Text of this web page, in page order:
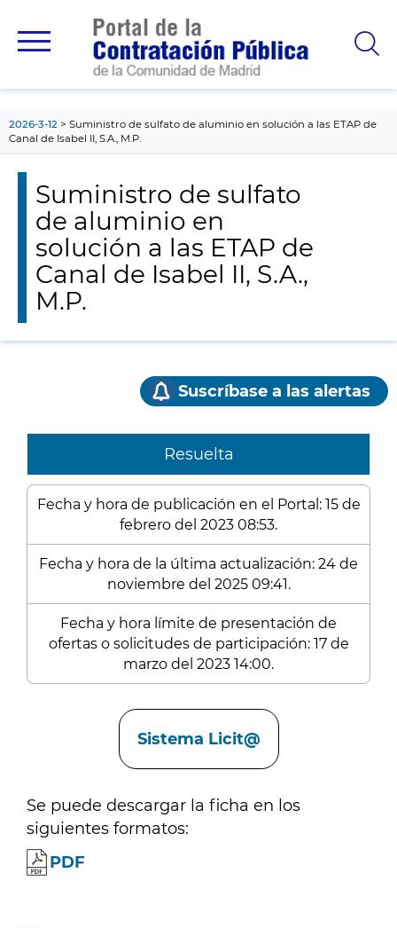
principal
2026-3-12
Suministro de sulfato de aluminio en solución a las ETAP de
Canal de Isabel II, S.A., M.P.
Suministro de sulfato
de aluminio en
solución a las ETAP de
Canal de Isabel II, S.A.,
M.P.
Suscríbase a las alertas
Resuelta
Fecha y hora de publicación en el Portal: 15 de
febrero del 2023 08:53.
Fecha y hora de la última actualización: 24 de
noviembre del 2025 09:41.
Fecha y hora límite de presentación de
ofertas o solicitudes de participación: 17 de
marzo del 2023 14:00.
Sistema Licit@
Se puede descargar la ficha en los
siguientes formatos:
PDF